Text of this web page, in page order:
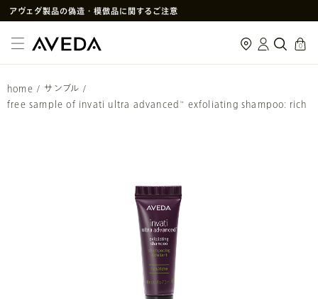
アヴェダ製品の偽造・模倣品に関するご注意
メルマガ新規登録で初回購入10%OFF
SNS や LINEで贈れるeギフトサービス
cart
0
home / サンプル /
free sample of invati ultra advanced ™ exfoliating shampoo: rich